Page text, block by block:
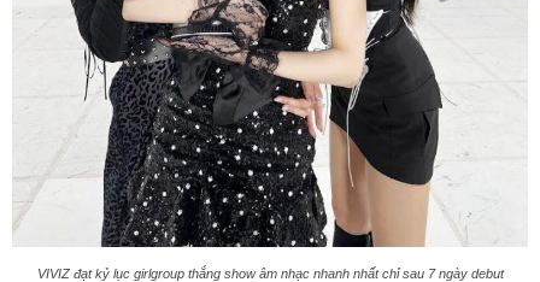
VIVIZ đạt kỷ lục girlgroup thắng show âm nhạc nhanh nhất chỉ sau 7 ngày debut